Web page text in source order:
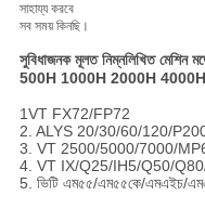
সাহায্য করবে
সব সময় কিনছি।
সুবিধাজনক মূলত নিম্নলিখিত
500H 1000H 2000H
1VT FX72/FP72
2. ALYS 20/30/60/120/
3. VT 2500/5000/7000/
4. VT IX/Q25/IH5/Q50/
5. ভিটি এম৫৫/এম৫৫কে/এমএইচ/